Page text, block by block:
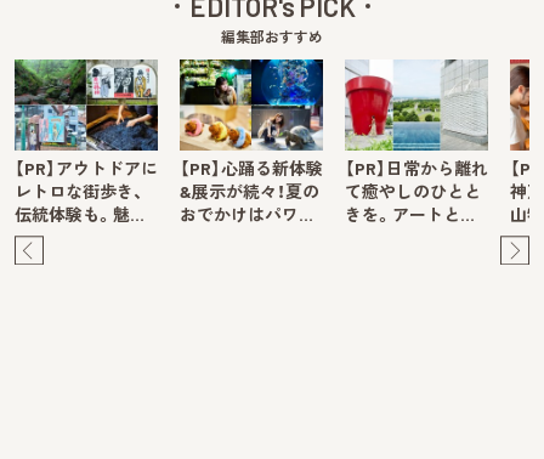
編集部おすすめ
【PR】アウトドアに
レトロな街歩き、
伝統体験も。魅…
【PR】心踊る新体験
&展示が続々！夏の
おでかけはパワ…
【PR】日常から離れ
て癒やしのひとと
きを。アートと…
【
神
山